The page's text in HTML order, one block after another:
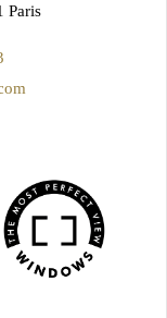
Paris